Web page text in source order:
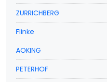
ZURRICHBERG
Flinke
AOKING
PETERHOF